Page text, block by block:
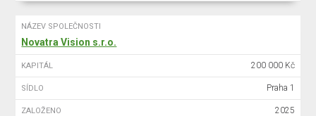
NÁZEV SPOLEČNOSTI
Novatra Vision s.r.o.
KAPITÁL 200 000 Kč
SÍDLO Praha 1
ZALOŽENO 2025